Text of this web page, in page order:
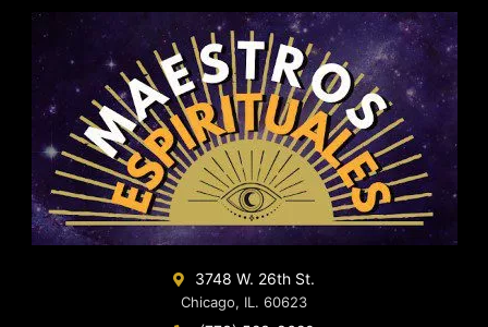
3748 W. 26th St.
Chicago, IL. 60623